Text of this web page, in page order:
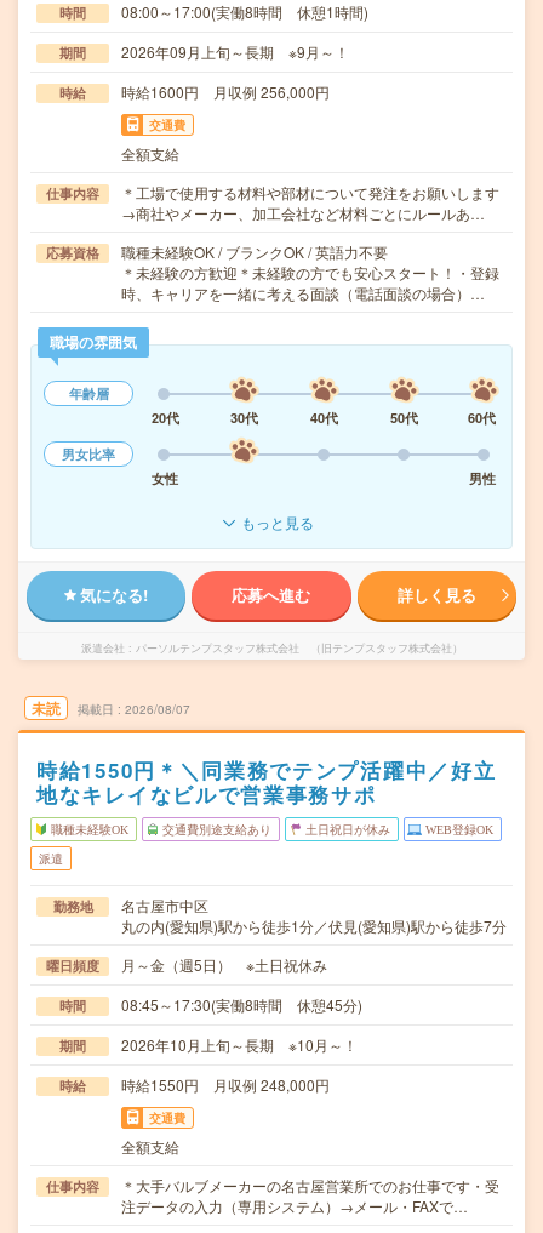
時間 08:00～17:00(実働8時間 休憩1時間)
期間 2026年09月上旬～長期 ※9月～！
時給 時給1600円 月収例 256,000円
交通費
全額支給
仕事内容
＊工場で使用する材料や部材について発注をお願いします
→商社やメーカー、加工会社など材料ごとにルールあ…
応募資格
職種未経験OK / ブランクOK / 英語力不要
＊未経験の方歓迎＊未経験の方でも安心スタート！・登録
時、キャリアを一緒に考える面談（電話面談の場合）…
職場の雰囲気
年齢層
20代
30代 40代 50代
60代
男女比率
女性
男性
もっと見る
気になる! 応募へ進む 詳しく見る
派遣会社 パーソルテンプスタッフ株式会社 （旧テンプスタッフ株式会社）
未読 掲載日 2026/08/07
時給1550円＊＼同業務でテンプ活躍中／好立
地なキレイなビルで営業事務サポ
職種未経験OK 交通費別途支給あり 土日祝日が休み WEB登録OK
派遣
勤務地
名古屋市中区
丸の内(愛知県)駅から徒歩1分／伏見(愛知県)駅から徒歩7分
曜日頻度 月～金（週5日） ※土日祝休み
時間 08:45～17:30(実働8時間 休憩45分)
期間 2026年10月上旬～長期 ※10月～！
時給 時給1550円 月収例 248,000円
交通費
全額支給
仕事内容
＊大手バルブメーカーの名古屋営業所でのお仕事です・受
注データの入力（専用システム）→メール・FAXで…